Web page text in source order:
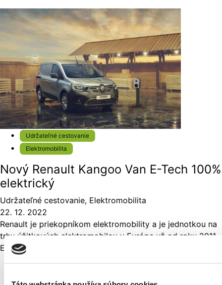
Udržateľné cestovanie
Elektromobilita
Nový Renault Kangoo Van E-Tech 100%
elektrický
Udržateľné cestovanie, Elektromobilita
22. 12. 2022
Renault je priekopníkom elektromobility a je jednotkou na
trhu úžitkových elektromobilov v Európe už od roku 2011.
Elektrické Kangoo od svojho uvedenia na trh na...
Udržateľné cestovanie